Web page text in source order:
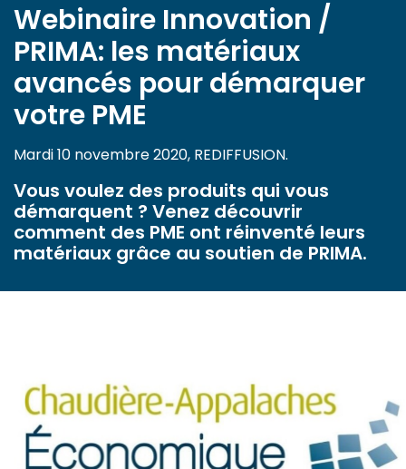
Webinaire Innovation /
PRIMA: les matériaux
avancés pour démarquer
votre PME
Mardi 10 novembre 2020, REDIFFUSION.
Vous voulez des produits qui vous
démarquent ? Venez découvrir
comment des PME ont réinventé leurs
matériaux grâce au soutien de PRIMA.